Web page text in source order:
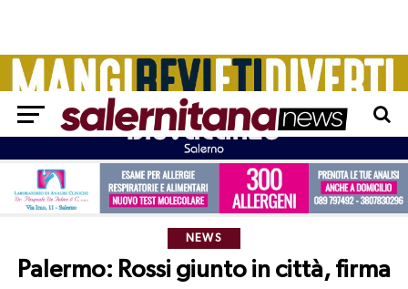
NEWS
Palermo: Rossi giunto in città, firma